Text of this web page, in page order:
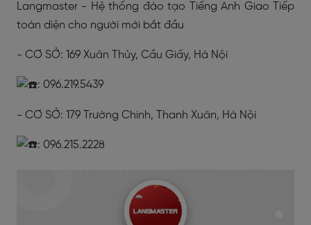
Langmaster - Hệ thống đào tạo Tiếng Anh Giao Tiếp
toàn diện cho người mới bắt đầu
- CƠ SỞ: 169 Xuân Thủy, Cầu Giấy, Hà Nội
: 096.219.5439
- CƠ SỞ: 179 Trường Chinh, Thanh Xuân, Hà Nội
: 096.215.2228